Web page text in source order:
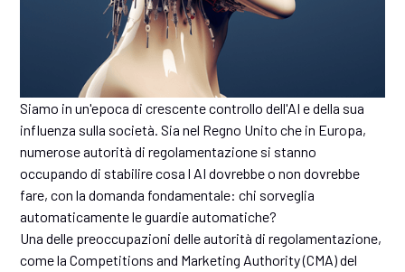
Siamo in un'epoca di crescente controllo dell'AI e della sua
influenza sulla società. Sia nel Regno Unito che in Europa,
numerose autorità di regolamentazione si stanno
occupando di stabilire cosa l AI dovrebbe o non dovrebbe
fare, con la domanda fondamentale: chi sorveglia
automaticamente le guardie automatiche?
Una delle preoccupazioni delle autorità di regolamentazione,
come la Competitions and Marketing Authority (CMA) del